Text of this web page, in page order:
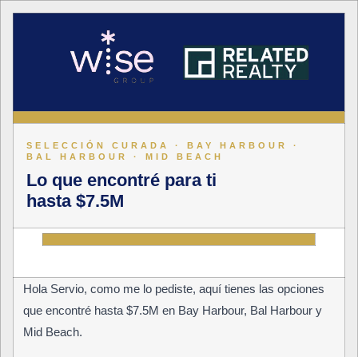
SELECCIÓN CURADA · BAY HARBOUR ·
BAL HARBOUR · MID BEACH
Lo que encontré para ti
hasta $7.5M
Hola Servio, como me lo pediste, aquí tienes las opciones
que encontré hasta $7.5M en Bay Harbour, Bal Harbour y
Mid Beach.